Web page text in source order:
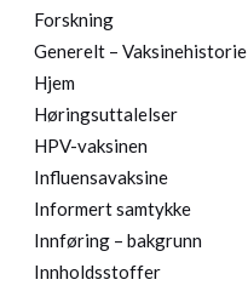
Forskning
Generelt – Vaksinehistorie
Hjem
Høringsuttalelser
HPV-vaksinen
Influensavaksine
Informert samtykke
Innføring – bakgrunn
Innholdsstoffer